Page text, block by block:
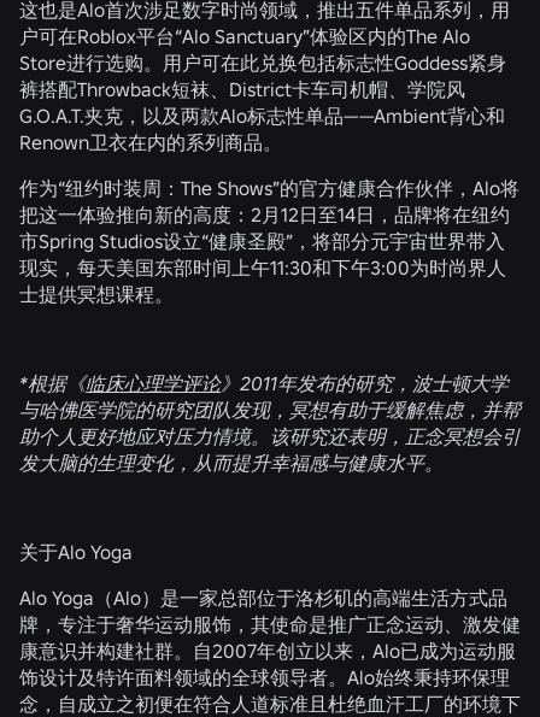
这也是Alo首次涉足数字时尚领域，推出五件单品系列，用
户可在Roblox平台“Alo Sanctuary”体验区内的The Alo
Store进行选购。用户可在此兑换包括标志性Goddess紧身
裤搭配Throwback短袜、District卡车司机帽、学院风
G.O.A.T.夹克，以及两款Alo标志性单品——Ambient背心和
Renown卫衣在内的系列商品。
作为“纽约时装周：The Shows”的官方健康合作伙伴，Alo将
把这一体验推向新的高度：2月12日至14日，品牌将在纽约
市Spring Studios设立“健康圣殿”，将部分元宇宙世界带入
现实，每天美国东部时间上午11:30和下午3:00为时尚界人
士提供冥想课程。
*根据《临床心理学评论》2011年发布的研究，波士顿大学
与哈佛医学院的研究团队发现，冥想有助于缓解焦虑，并帮
助个人更好地应对压力情境。该研究还表明，正念冥想会引
发大脑的生理变化，从而提升幸福感与健康水平。
关于Alo Yoga
Alo Yoga（Alo）是一家总部位于洛杉矶的高端生活方式品
牌，专注于奢华运动服饰，其使命是推广正念运动、激发健
康意识并构建社群。自2007年创立以来，Alo已成为运动服
饰设计及特许面料领域的全球领导者。Alo始终秉持环保理
念，自成立之初便在符合人道标准且杜绝血汗工厂的环境下